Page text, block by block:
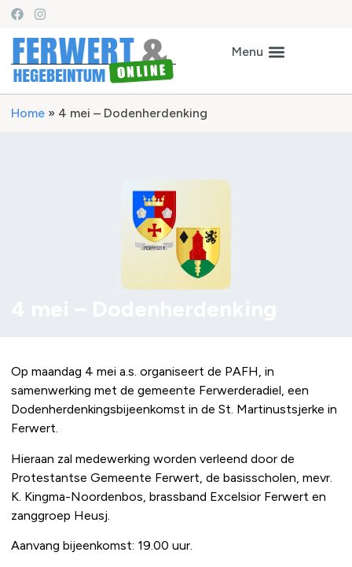
Home » 4 mei – Dodenherdenking
Op maandag 4 mei a.s. organiseert de PAFH, in
samenwerking met de gemeente Ferwerderadiel, een
Dodenherdenkingsbijeenkomst in de St. Martinustsjerke in
Ferwert.
Hieraan zal medewerking worden verleend door de
Protestantse Gemeente Ferwert, de basisscholen, mevr.
K. Kingma-Noordenbos, brassband Excelsior Ferwert en
zanggroep Heusj.
Aanvang bijeenkomst: 19.00 uur.